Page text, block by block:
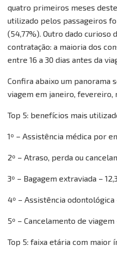
quatro primeiros meses
utilizado pelos passageiros
(54,77%). Outro dado
contratação: a maioria dos
entre 16 a 30 dias antes da
Confira abaixo um panorama
viagem em janeiro, fevereiro,
Top 5: benefícios mais
1º – Assistência médica por
2º – Atraso, perda ou
3º – Bagagem extraviada –
4º – Assistência odontológica
5º – Cancelamento de viagem
Top 5: faixa etária com maior